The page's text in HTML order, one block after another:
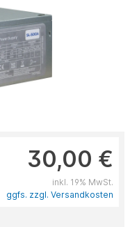
30,00 €
inkl. 19% MwSt.
ggfs. zzgl. Versandkosten